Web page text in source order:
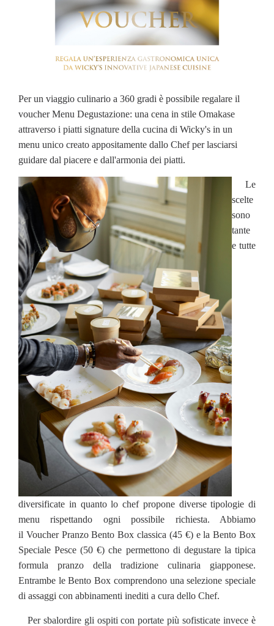
Per un viaggio culinario a 360 gradi è possibile regalare il
voucher Menu Degustazione: una cena in stile Omakase
attraverso i piatti signature della cucina di Wicky's in un
menu unico creato appositamente dallo Chef per lasciarsi
guidare dal piacere e dall'armonia dei piatti.
Le
scelte
sono
tante
e tutte
diversificate in quanto lo chef propone diverse tipologie di
menu rispettando ogni possibile richiesta. Abbiamo
il Voucher Pranzo Bento Box classica (45 €) e la Bento Box
Speciale Pesce (50 €) che permettono di degustare la tipica
formula pranzo della tradizione culinaria giapponese.
Entrambe le Bento Box comprendono una selezione speciale
di assaggi con abbinamenti inediti a cura dello Chef.
Per sbalordire gli ospiti con portate più sofisticate invece è